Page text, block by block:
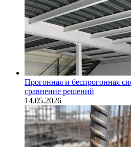
Прогонная и беспрогонная
сравнение решений
14.05.2026